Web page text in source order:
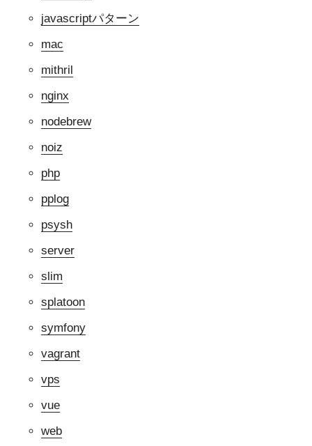
javascriptパターン
mac
mithril
nginx
nodebrew
noiz
php
pplog
psysh
server
slim
splatoon
symfony
vagrant
vps
vue
web